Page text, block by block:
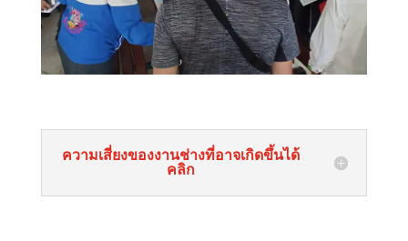
ความเสี่ยงของงานช่างที่อาจเกิดขึ้นได้
คลิก